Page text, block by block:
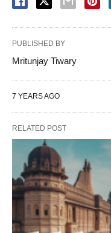
PUBLISHED BY
Mritunjay Tiwary
7 YEARS AGO
RELATED POST